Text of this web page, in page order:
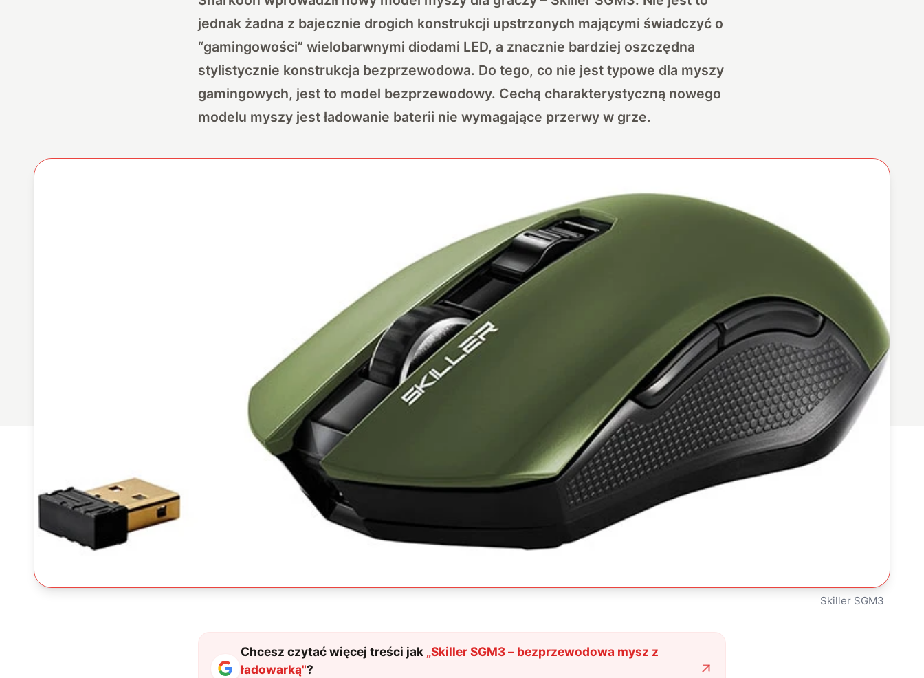
jednak żadna z bajecznie drogich konstrukcji upstrzonych mającymi świadczyć o
“gamingowości” wielobarwnymi diodami LED, a znacznie bardziej oszczędna
stylistycznie konstrukcja bezprzewodowa. Do tego, co nie jest typowe dla myszy
gamingowych, jest to model bezprzewodowy. Cechą charakterystyczną nowego
modelu myszy jest ładowanie baterii nie wymagające przerwy w grze.
Skiller SGM3
Chcesz czytać więcej treści jak „Skiller SGM3 – bezprzewodowa mysz z
ładowarką"?